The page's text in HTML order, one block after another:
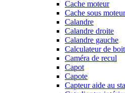
Cache moteur
Cache sous moteur
Calandre
Calandre droite
Calandre gauche
Calculateur de
Caméra de recul
Capot
Capote
Capteur aide au